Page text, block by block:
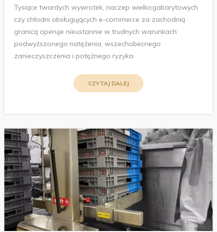
Tysiące twardych wywrotek, naczep wielkogabarytowych
czy chłodni obsługujących e-commerce za zachodnią
granicą operuje nieustannie w trudnych warunkach
podwyższonego natężenia, wszechobecnego
zanieczyszczenia i potężnego ryzyka
CZYTAJ DALEJ